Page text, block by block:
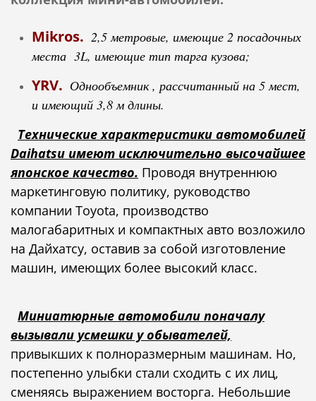
Mikros. 2,5 метровые, имеющие 2 посадочных
места 3L, имеющие тип тарга кузова;
YRV. Однообъемник , рассчитанный на 5 мест,
и имеющий 3,8 м длины.
Технические характеристики автомобилей
Daihatsu имеют исключительно высочайшее
японское качество. Проводя внутреннюю
маркетинговую политику, руководство
компании Toyota, производство
малогабаритных и компактных авто возложило
на Дайхатсу, оставив за собой изготовление
машин, имеющих более высокий класс.
Миниатюрные автомобили поначалу
вызывали усмешки у обывателей,
привыкших к полноразмерным машинам. Но,
постепенно улыбки стали сходить с их лиц,
сменяясь выражением восторга. Небольшие